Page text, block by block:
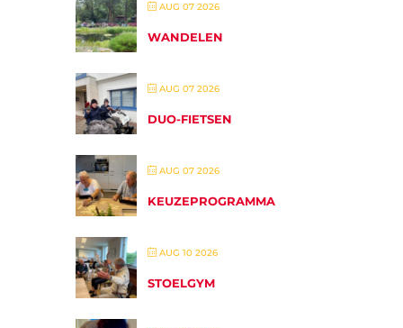
AUG 07 2026
WANDELEN
AUG 07 2026
DUO-FIETSEN
AUG 07 2026
KEUZEPROGRAMMA
AUG 10 2026
STOELGYM